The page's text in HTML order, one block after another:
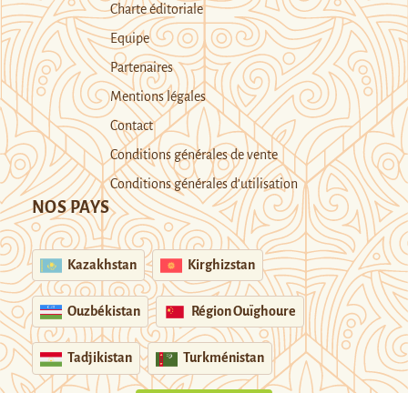
Charte éditoriale
Equipe
Partenaires
Mentions légales
Contact
Conditions générales de vente
Conditions générales d’utilisation
NOS PAYS
Kazakhstan Kirghizstan
Ouzbékistan Région Ouïghoure
Tadjikistan Turkménistan